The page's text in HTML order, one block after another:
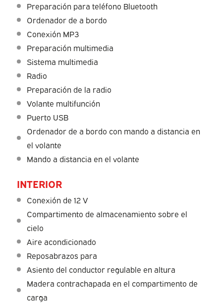
Preparación para teléfono Bluetooth
Ordenador de a bordo
Conexión MP3
Preparación multimedia
Sistema multimedia
Radio
Preparación de la radio
Volante multifunción
Puerto USB
Ordenador de a bordo con mando a distancia en
el volante
Mando a distancia en el volante
INTERIOR
Conexión de 12 V
Compartimento de almacenamiento sobre el
cielo
Aire acondicionado
Reposabrazos para
Asiento del conductor regulable en altura
Madera contrachapada en el compartimento de
carga